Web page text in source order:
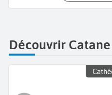
Découvrir